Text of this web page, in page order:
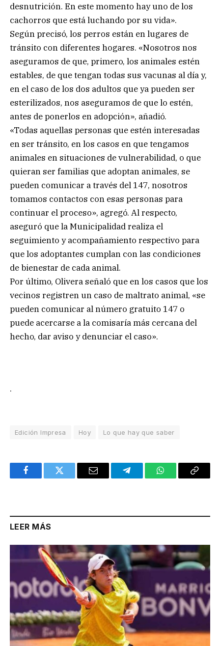
desnutrición. En este momento hay uno de los
cachorros que está luchando por su vida».
Según precisó, los perros están en lugares de
tránsito con diferentes hogares. «Nosotros nos
aseguramos de que, primero, los animales estén
estables, de que tengan todas sus vacunas al día y,
en el caso de los dos adultos que ya pueden ser
esterilizados, nos aseguramos de que lo estén,
antes de ponerlos en adopción», añadió.
«Todas aquellas personas que estén interesadas
en ser tránsito, en los casos en que tengamos
animales en situaciones de vulnerabilidad, o que
quieran ser familias que adoptan animales, se
pueden comunicar a través del 147, nosotros
tomamos contactos con esas personas para
continuar el proceso», agregó. Al respecto,
aseguró que la Municipalidad realiza el
seguimiento y acompañamiento respectivo para
que los adoptantes cumplan con las condiciones
de bienestar de cada animal.
Por último, Olivera señaló que en los casos que los
vecinos registren un caso de maltrato animal, «se
pueden comunicar al número gratuito 147 o
puede acercarse a la comisaría más cercana del
hecho, dar aviso y denunciar el caso».
.
Edición Impresa Hoy Lo que hay que saber
FacebookTwitter Email TelegramWhatsAppCopy
LEER MÁS